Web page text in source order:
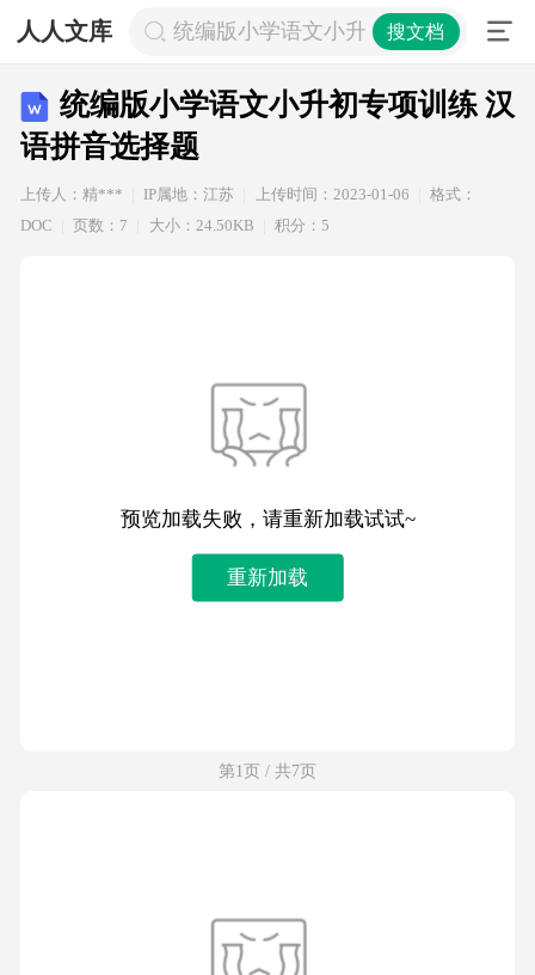
人人文库 统编版小学语文小升初专项训练 汉语
搜文档
统编版小学语文小升初专项训练 汉
语拼音选择题
上传人：精*** IP属地：江苏 上传时间：2023-01-06
格式：
DOC
页数：7 大小：24.50KB 积分：5
预览加载失败，请重新加载试试~
重新加载
第1页 / 共7页